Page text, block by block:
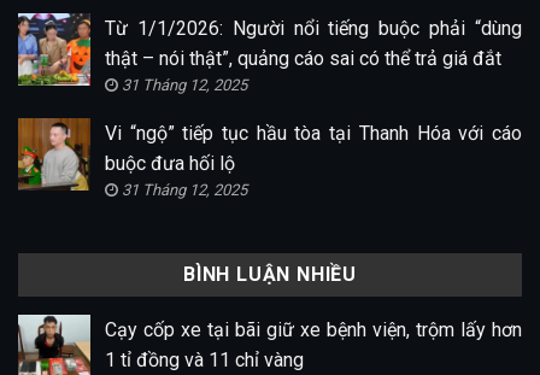
Từ 1/1/2026: Người nổi tiếng buộc phải “dùng
thật – nói thật”, quảng cáo sai có thể trả giá đắt
31 Tháng 12, 2025
Vi “ngộ” tiếp tục hầu tòa tại Thanh Hóa với cáo
buộc đưa hối lộ
31 Tháng 12, 2025
BÌNH LUẬN NHIỀU
Cạy cốp xe tại bãi giữ xe bệnh viện, trộm lấy hơn
1 tỉ đồng và 11 chỉ vàng